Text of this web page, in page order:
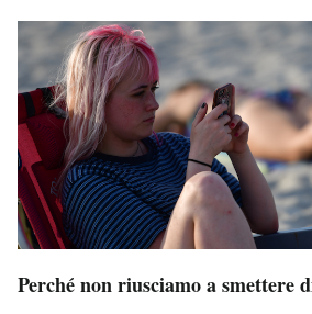
Perché non riusciamo a smettere